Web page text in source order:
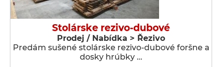
Stolárske rezivo-dubové
Prodej / Nabídka > Řezivo
Predám sušené stolárske rezivo-dubové foršne a
dosky hrúbky …